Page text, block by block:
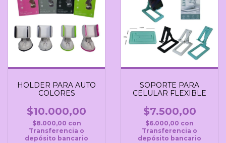
HOLDER PARA AUTO
COLORES
$10.000,00
$8.000,00 con
Transferencia o
depósito bancario
SOPORTE PARA
CELULAR FLEXIBLE
$7.500,00
$6.000,00 con
Transferencia o
depósito bancario